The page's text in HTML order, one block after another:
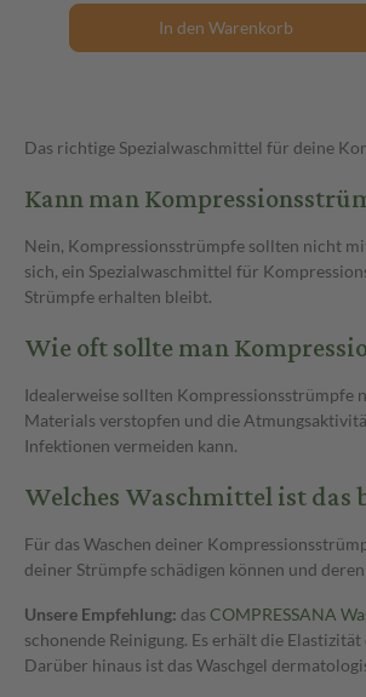
Das richtige Spezialwaschmittel für deine
Kann man
Nein, Kompressionsstrümpfe sollten nicht
sich, ein Spezialwaschmittel für
Strümpfe erhalten bleibt.
Wie oft sollte man
Idealerweise sollten Kompressionsstrümpfe
Materials verstopfen und die
Infektionen vermeiden kann.
Welches Waschmittel ist das
Für das Waschen deiner
deiner Strümpfe schädigen können und
Unsere Empfehlung: das COMPRESSANA
schonende Reinigung. Es erhält die
Darüber hinaus ist das Waschgel
In den Warenkorb